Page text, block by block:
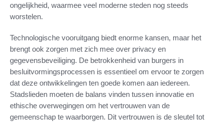
ongelijkheid, waarmee veel moderne steden nog steeds
worstelen.
Technologische vooruitgang biedt enorme kansen, maar het
brengt ook zorgen met zich mee over privacy en
gegevensbeveiliging. De betrokkenheid van burgers in
besluitvormingsprocessen is essentieel om ervoor te zorgen
dat deze ontwikkelingen ten goede komen aan iedereen.
Stadslieden moeten de balans vinden tussen innovatie en
ethische overwegingen om het vertrouwen van de
gemeenschap te waarborgen. Dit vertrouwen is de sleutel tot